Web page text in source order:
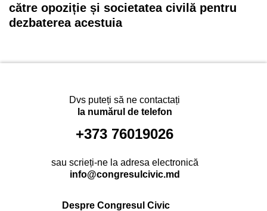
către opoziție și societatea civilă pentru
dezbaterea acestuia
Dvs puteți să ne contactați
la numărul de telefon
+373 76019026
sau scrieți-ne la adresa electronică
info@congresulcivic.md
Despre Congresul Civic